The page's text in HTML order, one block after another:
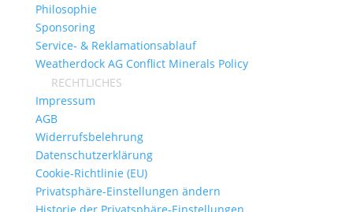
Philosophie
Sponsoring
Service- & Reklamationsablauf
Weatherdock AG Conflict Minerals Policy
RECHTLICHES
Impressum
AGB
Widerrufsbelehrung
Datenschutzerklärung
Cookie-Richtlinie (EU)
Privatsphäre-Einstellungen ändern